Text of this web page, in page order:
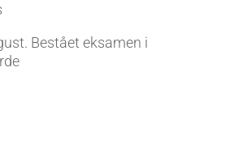
Bestået eksamen i